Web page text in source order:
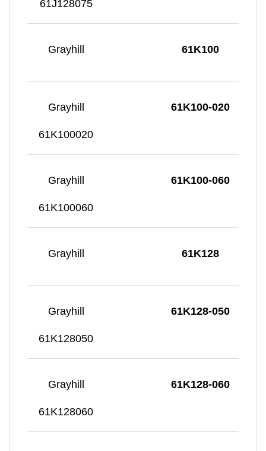
61J128075
Grayhill 61K100
Grayhill 61K100-020
61K100020
Grayhill 61K100-060
61K100060
Grayhill 61K128
Grayhill 61K128-050
61K128050
Grayhill 61K128-060
61K128060